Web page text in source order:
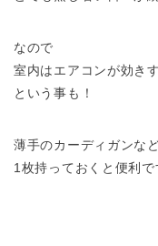
なので
室内はエアコンが効き
という事も！
薄手のカーディガンな
1枚持っておくと便利で